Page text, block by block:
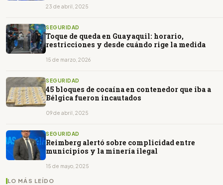
23 de abril, 2025
SEGURIDAD
Toque de queda en Guayaquil: horario,
restricciones y desde cuándo rige la medida
15 de marzo, 2026
SEGURIDAD
45 bloques de cocaína en contenedor que iba a
Bélgica fueron incautados
09 de abril, 2025
SEGURIDAD
Reimberg alertó sobre complicidad entre
municipios y la minería ilegal
15 de mayo, 2025
LO MÁS LEÍDO